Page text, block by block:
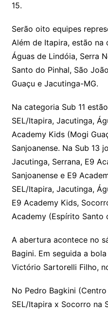
15.
Serão oito equipes
Além de Itapira, estão na
Águas de Lindóia, Serra
Santo do Pinhal, São
Guaçu e Jacutinga-MG.
Na categoria Sub 11
SEL/Itapira, Jacutinga,
Academy Kids (Mogi
Sanjoanense. Na Sub 13
Jacutinga, Serrana, E9
Sanjoanense e E9
SEL/Itapira, Jacutinga,
E9 Academy Kids,
Academy (Espírito Santo
A abertura acontece no
Bagini. Em seguida a
Victório Sartorelli Filho,
No Pedro Bagkini
SEL/Itapira x Socorro na